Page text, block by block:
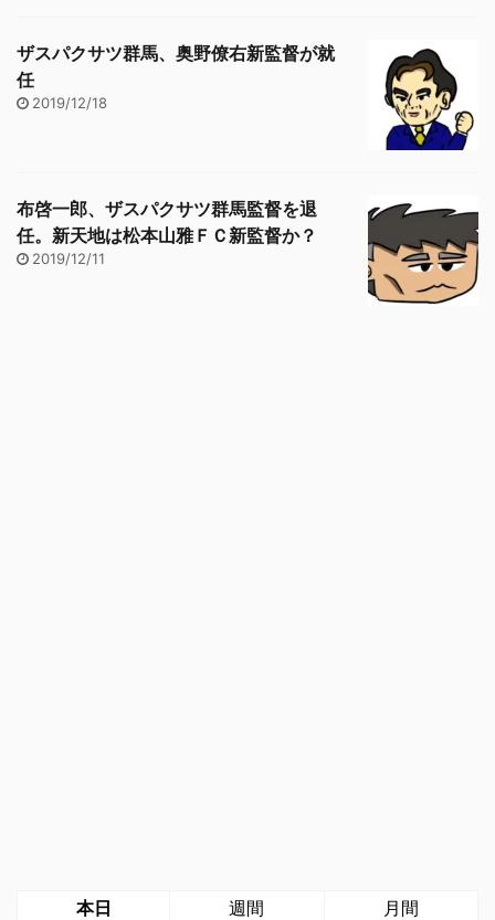
ザスパクサツ群馬、奥野僚右新監督が就
任
2019/12/18
布啓一郎、ザスパクサツ群馬監督を退
任。新天地は松本山雅ＦＣ新監督か？
2019/12/11
本日 週間 月間